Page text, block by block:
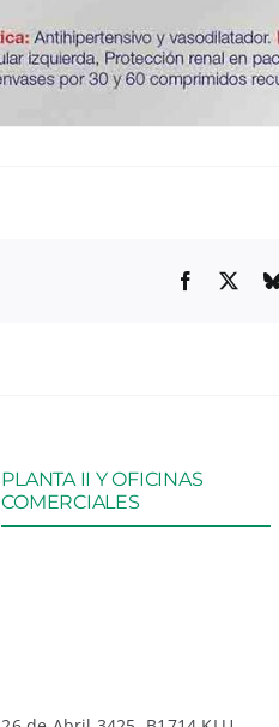
Facebook
PLANTA II Y OFICINAS
COMERCIALES